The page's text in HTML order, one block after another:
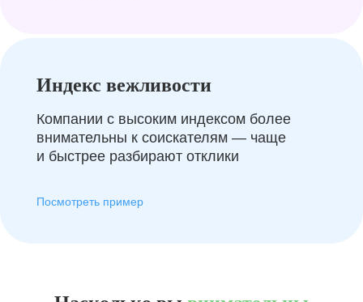
Индекс вежливости
Компании с высоким индексом более
внимательны к соискателям — чаще
и быстрее разбирают отклики
Посмотреть пример